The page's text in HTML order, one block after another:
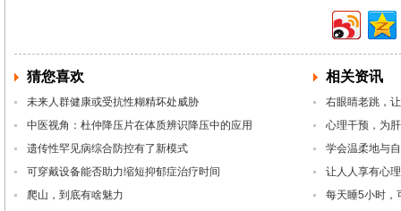
猜您喜欢
未来人群健康或受抗性糊精坏处威胁
中医视角：杜仲降压片在体质辨识降压中的应用
遗传性罕见病综合防控有了新模式
可穿戴设备能否助力缩短抑郁症治疗时间
爬山，到底有啥魅力
相关资讯
右眼睛老跳，
心理干预，为
学会温柔地与
让人人享有心
每天睡5小时，